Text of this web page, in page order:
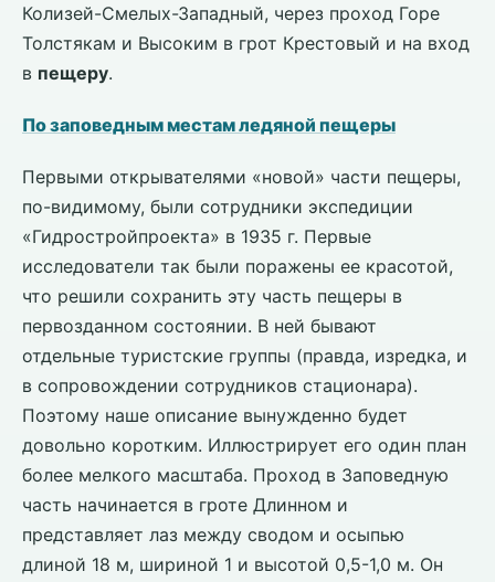
Колизей-Смелых-Западный, через проход Горе
Толстякам и Высоким в грот Крестовый и на вход
в пещеру.
По заповедным местам ледяной пещеры
Первыми открывателями «новой» части пещеры,
по-видимому, были сотрудники экспедиции
«Гидростройпроекта» в 1935 г. Первые
исследователи так были поражены ее красотой,
что решили сохранить эту часть пещеры в
первозданном состоянии. В ней бывают
отдельные туристские группы (правда, изредка, и
в сопровождении сотрудников стационара).
Поэтому наше описание вынужденно будет
довольно коротким. Иллюстрирует его один план
более мелкого масштаба. Проход в Заповедную
часть начинается в гроте Длинном и
представляет лаз между сводом и осыпью
длиной 18 м, шириной 1 и высотой 0,5-1,0 м. Он